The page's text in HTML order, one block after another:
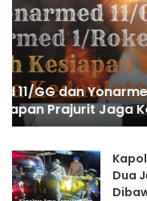
Berinovasi,
Bripda
Muhammad
Putra
Aulia
Jadi
Contoh
Nyata
17 jam ago
Wakapolri Dorong
Muhammad Putra
Dua